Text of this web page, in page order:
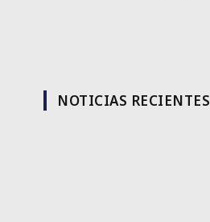
NOTICIAS RECIENTES